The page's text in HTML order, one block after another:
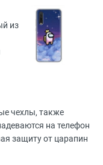
из
чехлы, также
на телефон
защиту от царапин